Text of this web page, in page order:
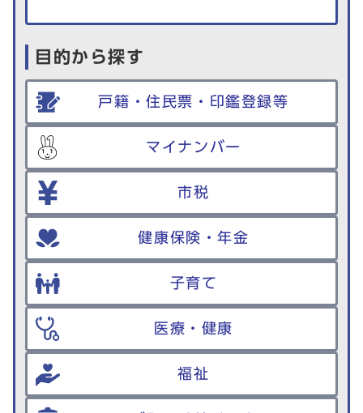
目的から探す
戸籍・住民票・印鑑登録等
マイナンバー
市税
健康保険・年金
子育て
医療・健康
福祉